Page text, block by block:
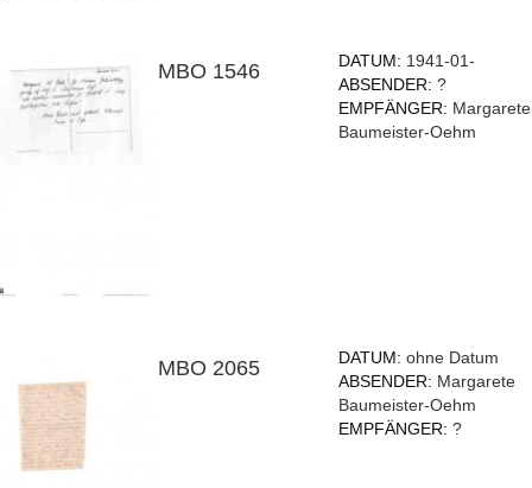
MBO 1546 DATUM: 1941-01-
ABSENDER:?
EMPFÄNGER: Margarete
Baumeister-Oehm
MBO 2065 DATUM:ohne Datum
ABSENDER: Margarete
Baumeister-Oehm
EMPFÄNGER:?